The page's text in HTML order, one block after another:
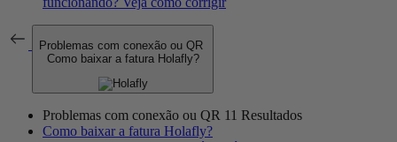
Problemas com conexão ou QR
Como baixar a fatura Holafly?
Problemas com conexão ou QR 11 Resultados
Como baixar a fatura Holafly?